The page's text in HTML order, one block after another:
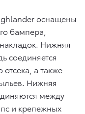
оснащены
бампера,
Нижняя
соединяется
а также
Нижняя
между
и крепежных